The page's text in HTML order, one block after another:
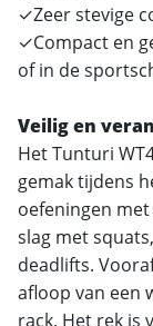
✓Zeer stevige
✓Compact en
of in de
Veilig en
Het Tunturi
gemak tijdens
oefeningen
slag met
deadlifts.
afloop van een
rack. Het rek is